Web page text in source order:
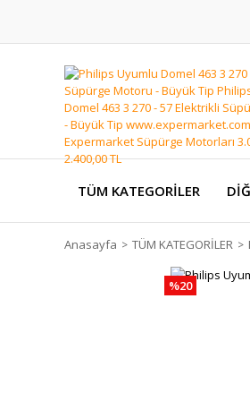
TÜM KATEGORİLER
Anasayfa TÜM KATEGORİLER
%20